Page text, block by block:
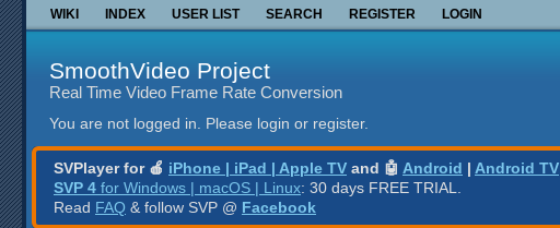
WIKI INDEX USER LIST SEARCH REGISTER LOGIN
SmoothVideo Project
Real Time Video Frame Rate Conversion
You are not logged in. Please login or register.
SVPlayer for 🍎 iPhone | iPad | Apple TV and 🤖 Android | Android TV
SVP 4 for Windows | macOS | Linux: 30 days FREE TRIAL.
Read FAQ & follow SVP @ Facebook